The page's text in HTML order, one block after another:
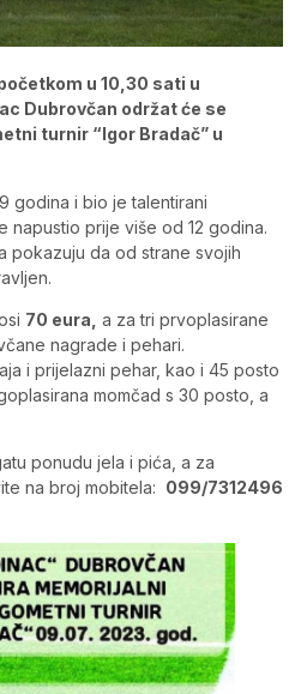
u 10,30 sati u
Dubrovčan održat će se
turnir “Igor Bradač” u
godina i bio je talentirani
napustio prije više od 12 godina.
pokazuju da od strane svojih
70 eura, a za tri prvoplasirane
nagrade i pehari.
i prijelazni pehar, kao i 45 posto
momčad s 30 posto, a
ponudu jela i pića, a za
na broj mobitela: 099/7312496